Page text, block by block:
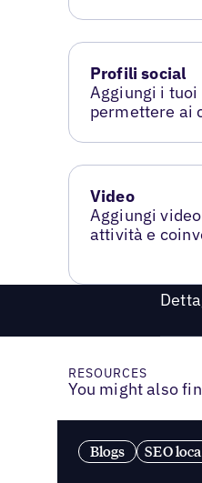
Profili social
Aggiungi i
permettere ai
Video
Aggiungi
attività e
RESOURCES
You might also
Blogs SEO